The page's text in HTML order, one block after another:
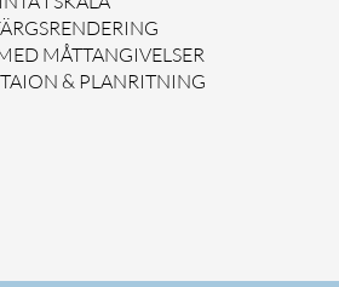
MÅTTANGIVELSER
& PLANRITNING